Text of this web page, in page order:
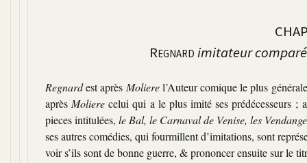
Regnardimitateur
Regnardest après Molierel’Auteur comique le plus
aprèsMoliere celui qui a le plus imité ses prédécesseurs ;
pieces intitulées, le Bal, le Carnaval de Venise, les
ses autres comédies, qui fourmillent d’imitations, sont
voir s’ils sont de bonne guerre, & prononcer ensuite sur le